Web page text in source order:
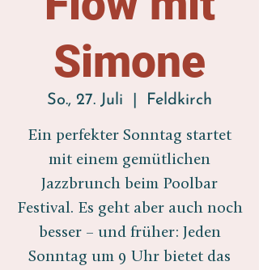
Simone
So., 27. Juli Feldkirch
Ein perfekter Sonntag startet
mit einem gemütlichen
Jazzbrunch beim Poolbar
Festival. Es geht aber auch noch
besser – und früher: Jeden
Sonntag um 9 Uhr bietet das